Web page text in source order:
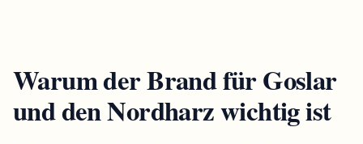
Warum der Brand für Goslar
und den Nordharz wichtig ist